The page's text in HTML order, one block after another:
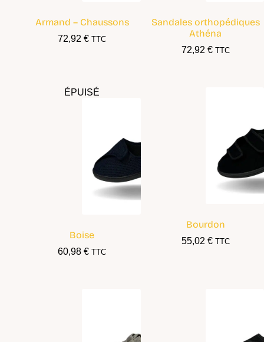
Armand – Chaussons
72,92€ TTC
Sandales orthopédiques
Athéna
72,92 € TTC
ÉPUISÉ
Boise
60,98€ TTC
Bourdon
55,02 € TTC